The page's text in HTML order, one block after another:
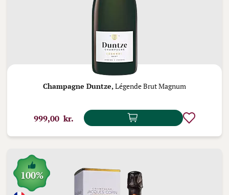
Champagne Duntze,Légende Brut Magnum
999,00 kr.
100%